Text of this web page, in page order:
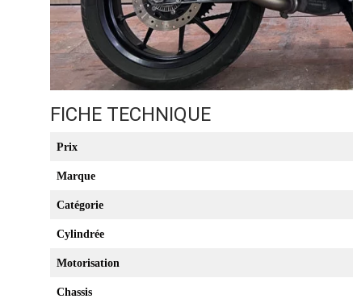
FICHE TECHNIQUE
Prix
Marque
Catégorie
Cylindrée
Motorisation
Chassis